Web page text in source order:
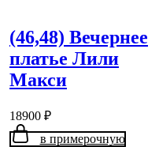
(46,48) Вечернее
платье Лили
Макси
18900 ₽
в примерочную